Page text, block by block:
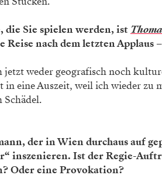
die Sie spielen werden, ist
nach dem letzten Applaus
jetzt weder geografisch noch
in eine Auszeit, weil ich wieder zu
der in Wien durchaus auf
inszenieren. Ist der Regie-
Oder eine Provokation?